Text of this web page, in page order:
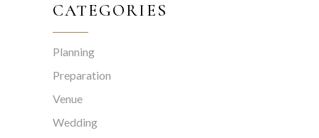
CATEGORIES
Planning
Preparation
Venue
Wedding